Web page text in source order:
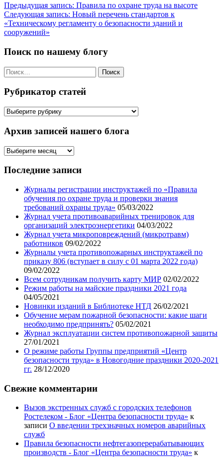
Навигация
по
записям
Предыдущая запись: Правила по охране труда на высоте
Следующая запись: Новый перечень стандартов к
«Техническому регламенту о безопасности зданий и
сооружений»
Поиск по нашему блогу
Найти:
Рубрикатор статей
Рубрикатор
Архив записей нашего блога
Архив
нашего
Последние записи
Журналы регистрации инструктажей по «Правила
обучения по охране труда и проверки знания
требований охраны труда» 05/03/2022
Журнал учета противоаварийных тренировок для
организаций электроэнергетики 04/03/2022
Журнал учета микроповреждений (микротравм)
работников 09/02/2022
Журналы учета противопожарных инструктажей по
приказу 806 (вступает в силу с 01 марта 2022 года)
09/02/2022
Всем сотрудникам получить карту МИР 02/02/2022
Режим работы на майские праздники 2021 года
04/05/2021
Новинки изданий в Библиотеке НТД 26/02/2021
Обучение мерам пожарной безопасности: какие шаги
необходимо предпринять? 05/02/2021
Журнал эксплуатации систем противопожарной защиты
27/01/2021
О режиме работы Группы предприятий «Центр
безопасности труда» в Новогодние праздники 2020-2021
гг. 28/12/2020
Свежие комментарии
Вызов экстренных служб с городских телефонов
Ростелеком - Блог «Центра безопасности труда» к
записи О введении трехзначных номеров аварийных
служб
Правила безопасности нефтегазоперерабатывающих
производств - Блог «Центра безопасности труда» к